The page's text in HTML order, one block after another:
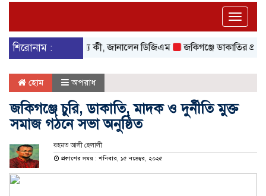
Toggle
শিরোনাম :
যাওয়ার নেপথ্যে কী, জানালেন ডিজিএম জকিগঞ্জে ডাকাতির
হোম অপরাধ
জকিগঞ্জে চুরি, ডাকাতি, মাদক ও দুর্নীতি মুক্ত
সমাজ গঠনে সভা অনুষ্ঠিত
রহমত আলী হেলালী
প্রকাশের সময় : শনিবার, ১৫ নভেম্বর, ২০২৫